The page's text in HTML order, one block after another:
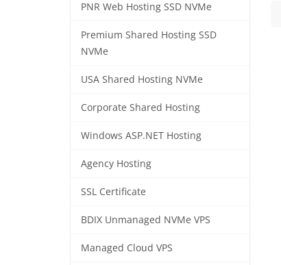
PNR Web Hosting SSD NVMe
Premium Shared Hosting SSD
NVMe
USA Shared Hosting NVMe
Corporate Shared Hosting
Windows ASP.NET Hosting
Agency Hosting
SSL Certificate
BDIX Unmanaged NVMe VPS
Managed Cloud VPS